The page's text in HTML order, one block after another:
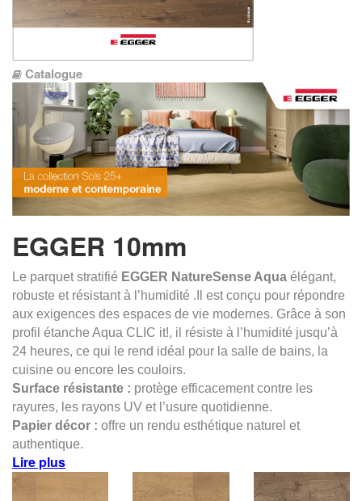
Catalogue
EGGER 10mm
Le parquet stratifié EGGER NatureSense Aqua élégant,
robuste et résistant à l’humidité .Il est conçu pour répondre
aux exigences des espaces de vie modernes. Grâce à son
profil étanche Aqua CLIC it!, il résiste à l’humidité jusqu’à
24 heures, ce qui le rend idéal pour la salle de bains, la
cuisine ou encore les couloirs.
Surface résistante : protège efficacement contre les
rayures, les rayons UV et l’usure quotidienne.
Papier décor : offre un rendu esthétique naturel et
authentique.
Lire plus